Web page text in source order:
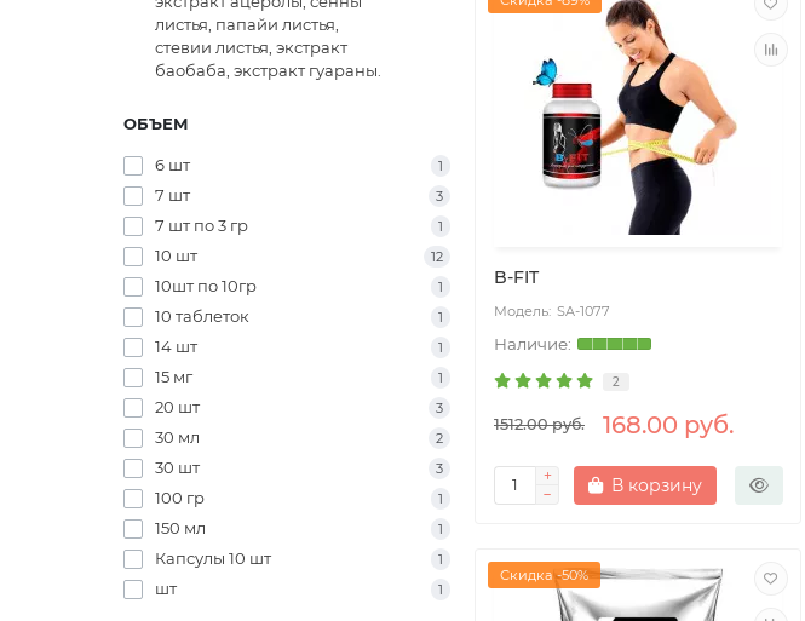
листья, папайи листья,
стевии листья, экстракт
баобаба, экстракт гуараны.
ОБЪЕМ
6 шт 1
7 шт 3
7 шт по 3 гр 1
10 шт 12
10шт по 10гр 1
10 таблеток 1
14 шт 1
15 мг 1
20 шт 3
30 мл 2
30 шт 3
100 гр 1
150 мл 1
Капсулы 10 шт 1
шт 1
B-FIT
SA-1077
2
1512.00 руб. 168.00 руб.
В корзину
Скидка -50%